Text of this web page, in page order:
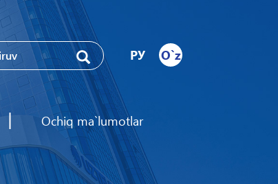
РУ O`z
Ochiq ma`lumotlar